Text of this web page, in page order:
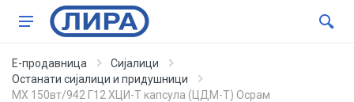
Е-продавница
Сијалици
Останати сијалици и придушници
МХ 150вт/942 Г12 ХЦИ-Т капсула (ЦДМ-Т) Осрам